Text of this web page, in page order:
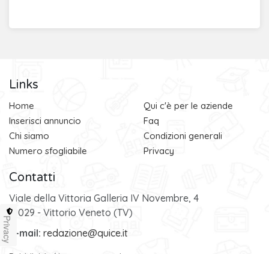
Links
Home
Inserisci annuncio
Chi siamo
Numero sfogliabile
Qui c'è per le aziende
Faq
Condizioni generali
Privacy
Contatti
Viale della Vittoria Galleria IV Novembre, 4
31029 - Vittorio Veneto (TV)
e-mail: redazione@quice.it
Privacy